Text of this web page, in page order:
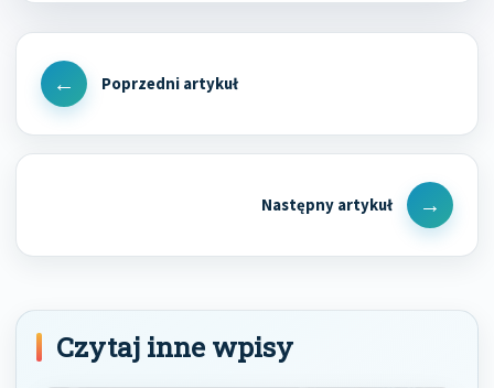
Nawigacja
wpisu
Previous
Next
Post
Czytaj inne wpisy